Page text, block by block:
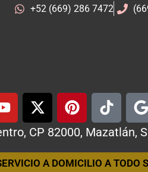
+52 (669) 286 7472
CP 82000, Mazatlán,
A DOMICILIO A